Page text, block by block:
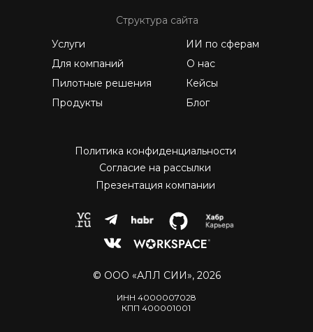
© ООО «АЛЛ СИИ», 2026
Презентация компании
Согласие на рассылки
Политика конфиденциальности
ИНН 4000007028
КПП 400001001
Блог
Продукты
Для компаний
ИИ по сферам
Пилотные решения
Услуги
Кейсы
О нас
Структура сайта